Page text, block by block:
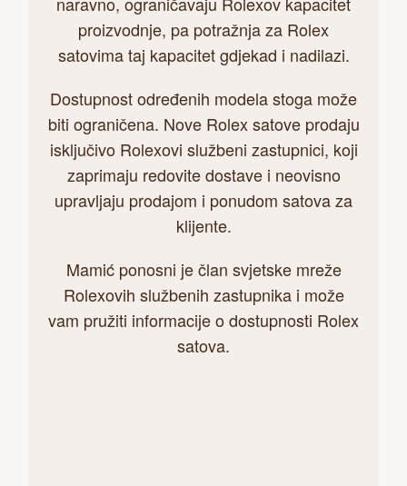
proizvodnje, pa potražnja za Rolex
satovima taj kapacitet gdjekad i nadilazi.
Dostupnost određenih modela stoga može
biti ograničena. Nove Rolex satove prodaju
isključivo Rolexovi službeni zastupnici, koji
zaprimaju redovite dostave i neovisno
upravljaju prodajom i ponudom satova za
klijente.
Mamić ponosni je član svjetske mreže
Rolexovih službenih zastupnika i može
vam pružiti informacije o dostupnosti Rolex
satova.